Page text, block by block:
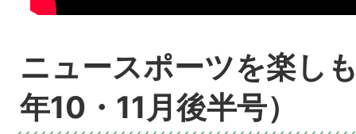
ニュースポーツを楽し
年10・11月後半号）